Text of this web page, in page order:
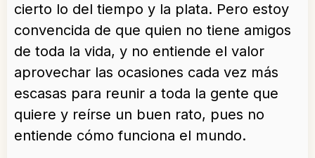
cierto lo del tiempo y la plata. Pero estoy
convencida de que quien no tiene amigos
de toda la vida, y no entiende el valor
aprovechar las ocasiones cada vez más
escasas para reunir a toda la gente que
quiere y reírse un buen rato, pues no
entiende cómo funciona el mundo.